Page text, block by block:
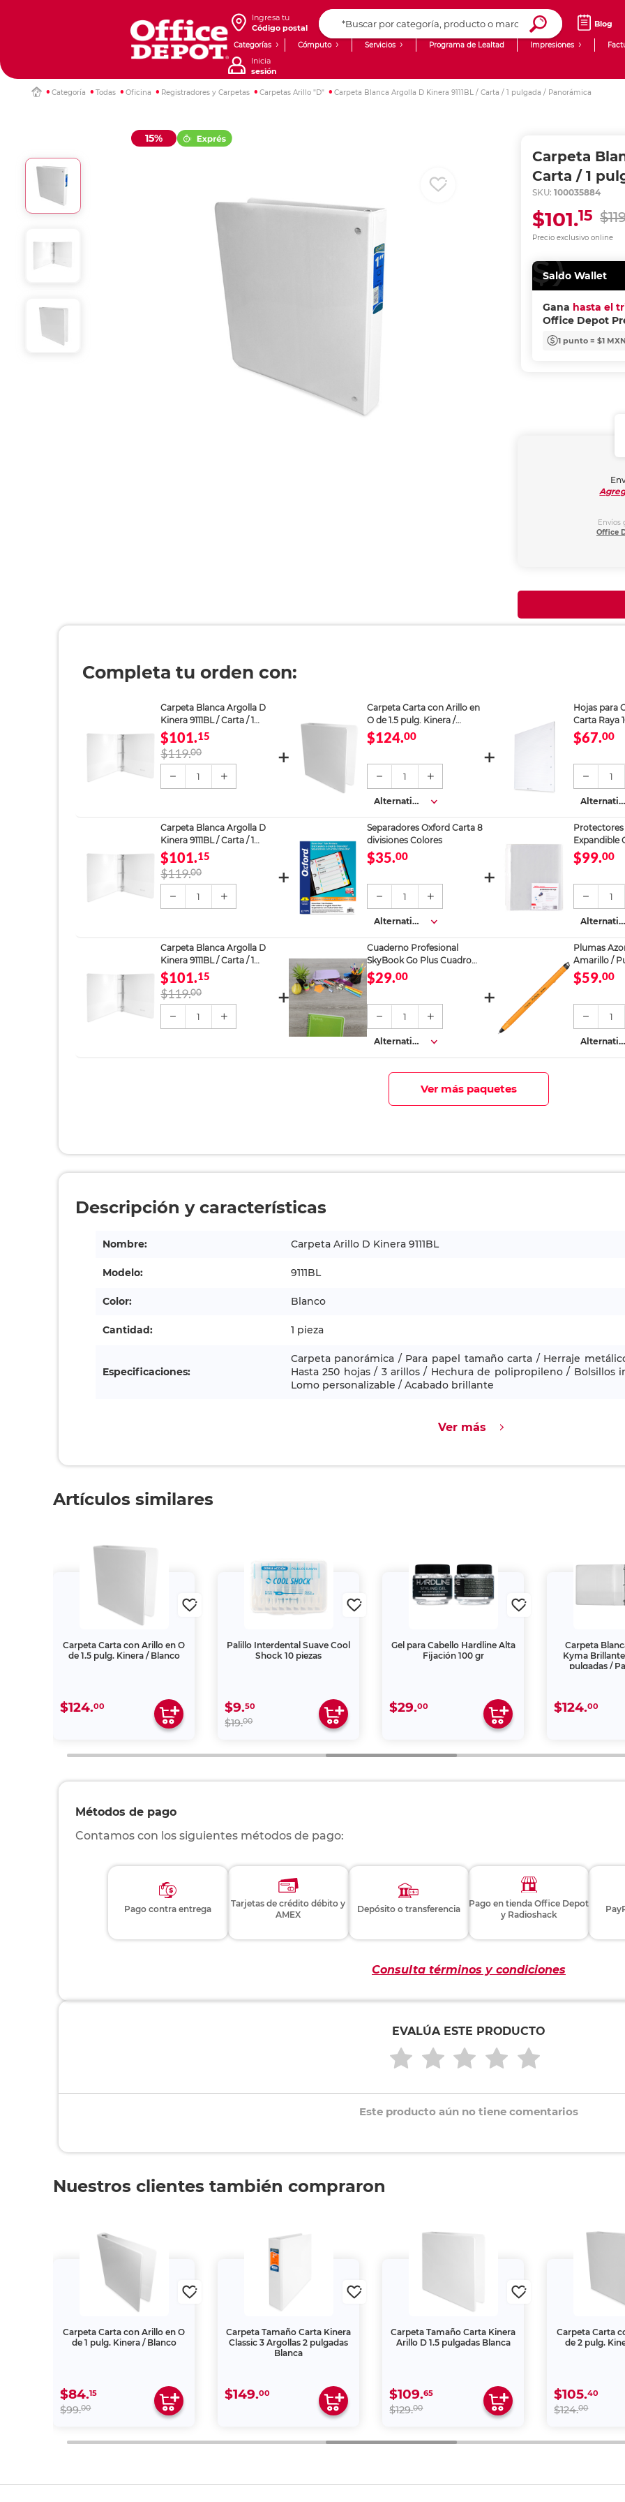
Ingresa tu
Código postal
Blog
Categorías Cómputo Servicios Programa de Lealtad Impresiones
Inicia
sesión
Categoría Todas Oficina Registradores y Carpetas Carpetas Arillo "D" Carpeta Blanca Argolla D Kinera 9111BL / Carta / 1 pulgada / Panorámica
15%
Carpeta
Carta / 1
SKU: 100035884
Precio exclusivo online
$101.15
Saldo Wallet
Gana hasta el
Office Depot
1 punto = $1 MXN
Envíos
Office
Completa tu orden con:
Carpeta Blanca Argolla D
Kinera 9111BL / Carta / 1
pulgada / Panorámica
$101.15
$119.00
1
Carpeta Carta con Arillo en
O de 1.5 pulg. Kinera /
Blanco
$124.00
1
Alternativa
Hojas para
Carta Raya
$67.00
1
Alternativa
Carpeta Blanca Argolla D
Kinera 9111BL / Carta / 1
pulgada / Panorámica
$101.15
$119.00
1
Separadores Oxford Carta 8
divisiones Colores
$35.00
1
Alternativa
Protectores
Expandible
Depot /
piezas
$99.00
1
Alternativa
Carpeta Blanca Argolla D
Kinera 9111BL / Carta / 1
pulgada / Panorámica
$101.15
$119.00
1
Cuaderno Profesional
SkyBook Go Plus Cuadro
Chico 100 hojas
$29.00
1
Alternativa
Plumas
Amarillo /
azul / 12
$59.00
1
Alternativa
Ver más paquetes
Descripción y características
Nombre: Carpeta Arillo D Kinera 9111BL
Modelo: 9111BL
Color: Blanco
Cantidad: 1 pieza
Especificaciones:
Carpeta panorámica / Para papel tamaño carta / Herraje
Hasta 250 hojas / 3 arillos / Hechura de polipropileno /
Lomo personalizable / Acabado brillante
Ver más
Artículos similares
Carpeta Carta con Arillo en O
de 1.5 pulg. Kinera / Blanco
$124.00
Palillo Interdental Suave Cool
Shock 10 piezas
$9.50
$19.00
Gel para Cabello Hardline Alta
Fijación 100 gr
$29.00
Carpeta
Kyma Brillante
pulgadas /
$124.00
Métodos de pago
Contamos con los siguientes métodos de pago:
Pago contra entrega
Tarjetas de crédito débito y
AMEX
Depósito o transferencia
Pago en tienda Office Depot
y Radioshack
Consulta términos y condiciones
EVALÚA ESTE PRODUCTO
Este producto aún no tiene comentarios
Nuestros clientes también compraron
Carpeta Carta con Arillo en O
de 1 pulg. Kinera / Blanco
$84.15
$99.00
Carpeta Tamaño Carta Kinera
Classic 3 Argollas 2 pulgadas
Blanca
$149.00
Carpeta Tamaño Carta Kinera
Arillo D 1.5 pulgadas Blanca
$109.65
$129.00
Carpeta Carta
de 2 pulg.
$105.40
$124.00